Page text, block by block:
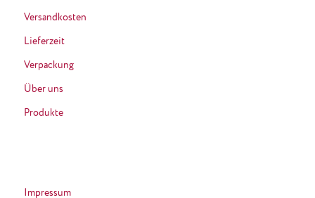
Versandkosten
Lieferzeit
Verpackung
Über uns
Produkte
Impressum